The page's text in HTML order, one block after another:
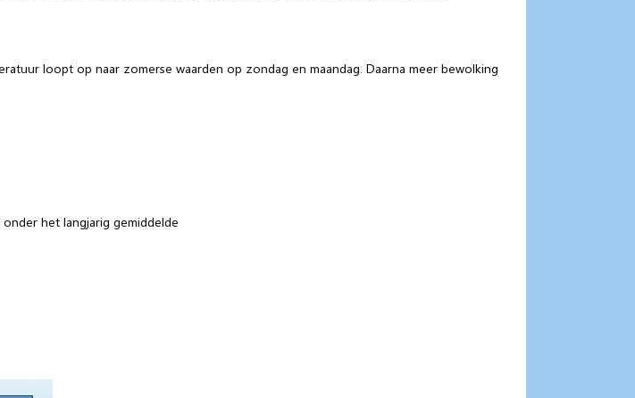
loopt op naar zomerse waarden op zondag en maandag. Daarna meer bewolking
het langjarig gemiddelde